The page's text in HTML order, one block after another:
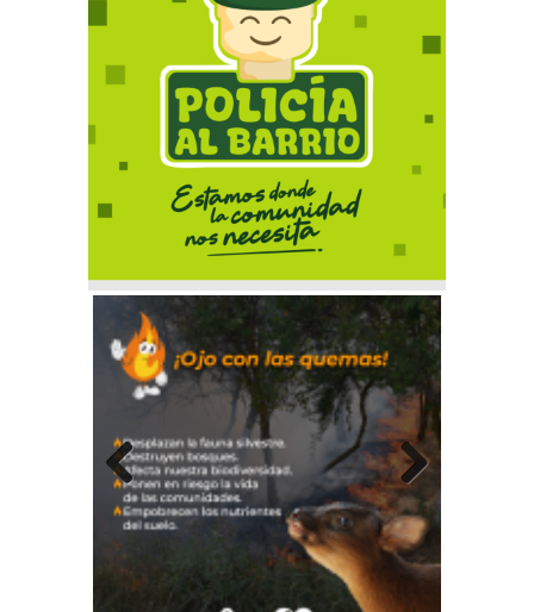
Previous Next